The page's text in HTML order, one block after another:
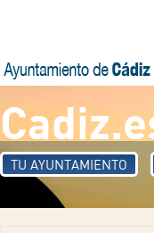
TU AYUNTAMIENTO